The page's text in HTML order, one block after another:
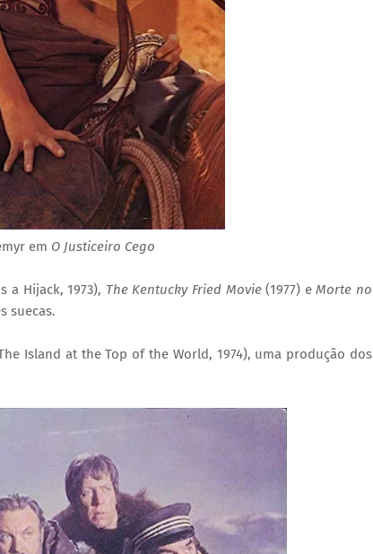
em O Justiceiro Cego
a Hijack, 1973), The Kentucky Fried Movie (1977) eMorte no
suecas.
Island at the Top of the World, 1974), uma produção dos